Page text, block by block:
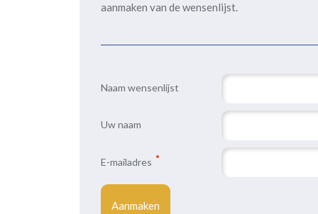
aanmaken van de wensenlijst.
Naam wensenlijst
Uw naam
E-mailadres
Aanmaken